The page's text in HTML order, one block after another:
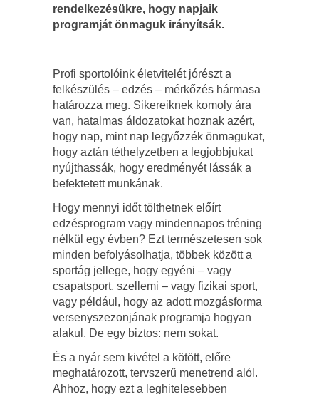
rendelkezésükre, hogy napjaik
programját önmaguk irányítsák.
Profi sportolóink életvitelét jórészt a
felkészülés – edzés – mérkőzés hármasa
határozza meg. Sikereiknek komoly ára
van, hatalmas áldozatokat hoznak azért,
hogy nap, mint nap legyőzzék önmagukat,
hogy aztán téthelyzetben a legjobbjukat
nyújthassák, hogy eredményét lássák a
befektetett munkának.
Hogy mennyi időt tölthetnek előírt
edzésprogram vagy mindennapos tréning
nélkül egy évben? Ezt természetesen sok
minden befolyásolhatja, többek között a
sportág jellege, hogy egyéni – vagy
csapatsport, szellemi – vagy fizikai sport,
vagy például, hogy az adott mozgásforma
versenyszezonjának programja hogyan
alakul. De egy biztos: nem sokat.
És a nyár sem kivétel a kötött, előre
meghatározott, tervszerű menetrend alól.
Ahhoz, hogy ezt a leghitelesebben